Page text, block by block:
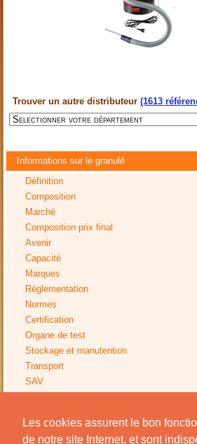
Les cookies assurent le bon
de notre site Internet, et sont
Trouver un autre distributeur(1613
Informations sur le granulé
Définition
Composition
Marché
Composition prix final
Avenir
Capacité
Marques
Réglementation
Normes
Certification
Organe de test
Stockage et manutention
Transport
SAV
Avis installation